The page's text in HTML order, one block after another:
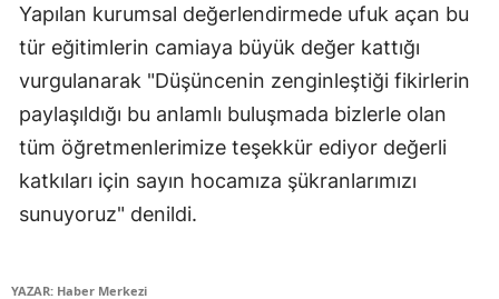
Karaman
Kırıkkale
Batman
Şırnak
Yapılan kurumsal değerlendirmede ufuk açan bu
tür eğitimlerin camiaya büyük değer kattığı
vurgulanarak "Düşüncenin zenginleştiği fikirlerin
paylaşıldığı bu anlamlı buluşmada bizlerle olan
tüm öğretmenlerimize teşekkür ediyor değerli
katkıları için sayın hocamıza şükranlarımızı
sunuyoruz" denildi.
YAZAR: Haber Merkezi